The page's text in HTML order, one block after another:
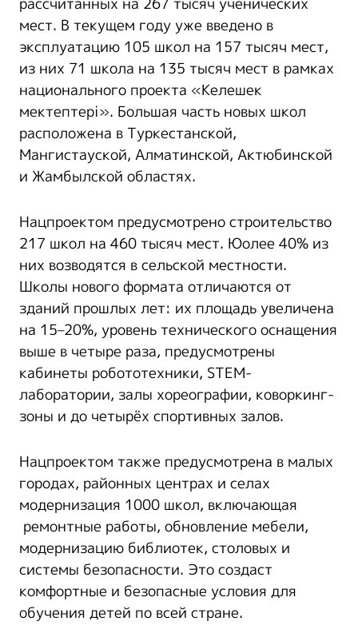
мест. В текущем году уже введено в
эксплуатацию 105 школ на 157 тысяч мест,
из них 71 школа на 135 тысяч мест в рамках
национального проекта «Келешек
мектептері». Большая часть новых школ
расположена в Туркестанской,
Мангистауской, Алматинской, Актюбинской
и Жамбылской областях.
Нацпроектом предусмотрено строительство
217 школ на 460 тысяч мест. Юолее 40% из
них возводятся в сельской местности.
Школы нового формата отличаются от
зданий прошлых лет: их площадь увеличена
на 15–20%, уровень технического оснащения
выше в четыре раза, предусмотрены
кабинеты робототехники, STEM-
лаборатории, залы хореографии, коворкинг-
зоны и до четырёх спортивных залов.
Нацпроектом также предусмотрена в малых
городах, районных центрах и селах
модернизация 1000 школ, включающая
ремонтные работы, обновление мебели,
модернизацию библиотек, столовых и
системы безопасности. Это создаст
комфортные и безопасные условия для
обучения детей по всей стране.